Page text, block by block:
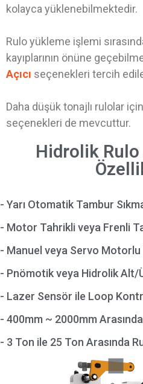
kolayca yüklenebilmektedir.
Rulo yükleme işlemi
kayıplarının önüne
Açıcı seçenekleri tercih
Daha düşük tonajlı rulolar
seçenekleri de mevcuttur.
Hidrolik Rulo
- Yarı Otomatik Tambur
- Motor Tahrikli veya Frenli
- Manuel veya Servo Motorlu
- Pnömotik veya Hidrolik Alt/
- Lazer Sensör ile Loop
- 400mm ~ 2000mm
- 3 Ton ile 25 Ton Arasında